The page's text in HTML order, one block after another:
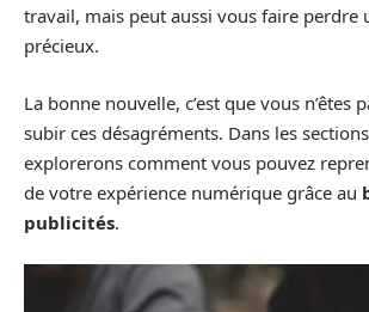
travail, mais peut aussi vous faire perdre
précieux.
La bonne nouvelle, c’est que vous n’êtes
subir ces désagréments. Dans les
explorerons comment vous pouvez
de votre expérience numérique grâce au
publicités.